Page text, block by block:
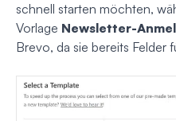
schnell starten möchten,
Vorlage Newsletter-
Brevo, da sie bereits Felder